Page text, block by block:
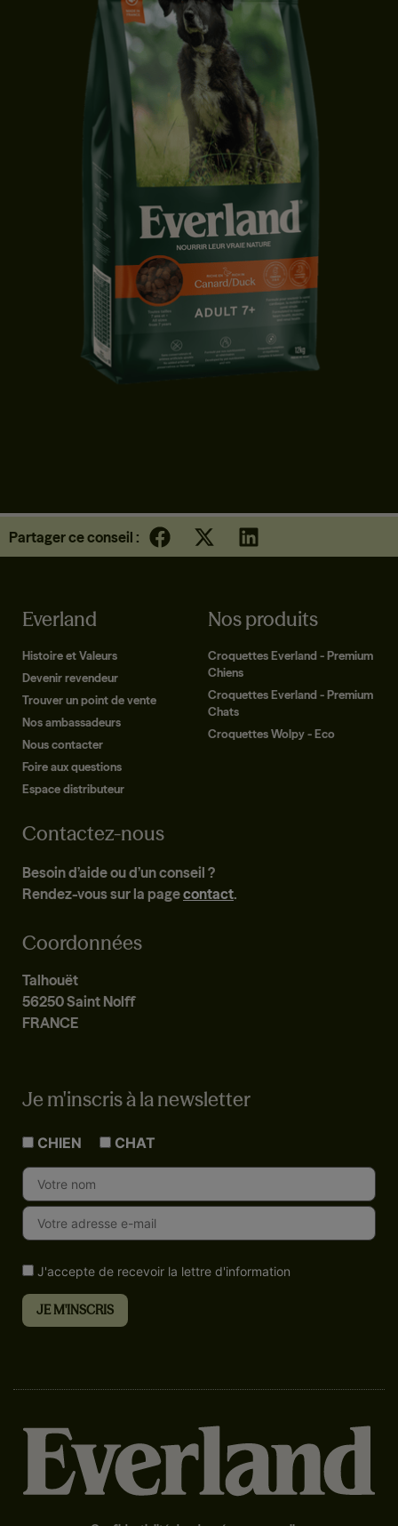
Partager ce conseil :
Everland
Histoire et Valeurs
Devenir revendeur
Trouver un point de vente
Nos ambassadeurs
Nous contacter
Foire aux questions
Espace distributeur
Nos produits
Croquettes Everland - Premium
Chiens
Croquettes Everland - Premium
Chats
Croquettes Wolpy - Eco
Contactez-nous
Besoin d’aide ou d’un conseil ?
Rendez-vous sur la pagecontact.
Coordonnées
Talhouët
56250 Saint Nolff
FRANCE
Je m'inscris à la newsletter
CHIEN CHAT
J'accepte de recevoir la lettre d'information